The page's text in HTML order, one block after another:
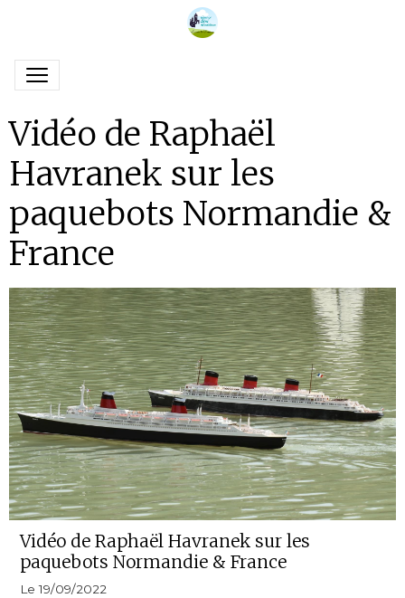
Vidéo de Raphaël
Havranek sur les
paquebots Normandie &
France
Vidéo de Raphaël Havranek sur les
paquebots Normandie & France
Le 19/09/2022